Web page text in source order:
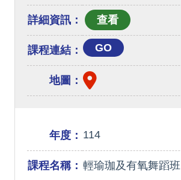
詳細資訊：
課程連結： GO
地圖：
年度： 114
課程名稱： 輕瑜珈及有氧舞蹈班